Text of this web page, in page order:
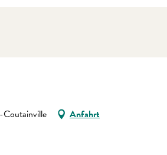
Anfahrt